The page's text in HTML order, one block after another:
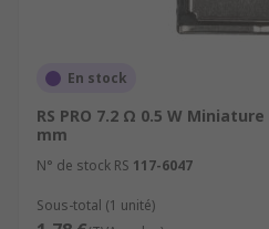
En stock
RS PRO 7.2 Ω 0.5 W
mm
N° de stock RS 117-6047
Sous-total (1 unité)